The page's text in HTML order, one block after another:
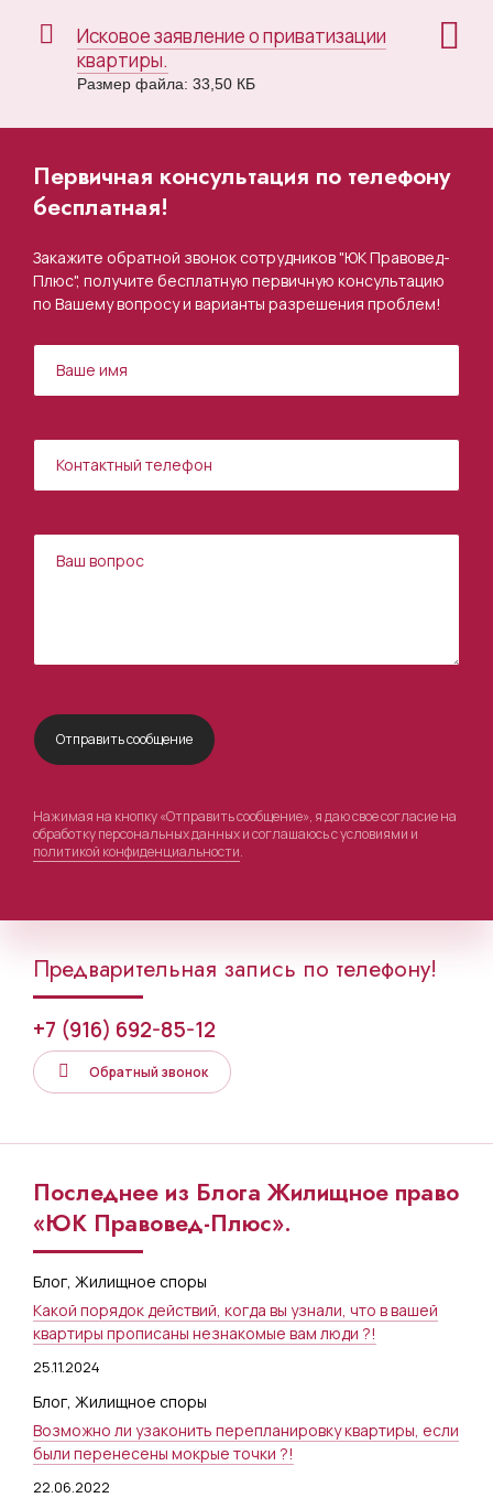
Исковое заявление о приватизации
квартиры.
Размер файла: 33,50 КБ
Первичная консультация по телефону
бесплатная!
Закажите обратной звонок сотрудников "ЮК Правовед-
Плюс", получите бесплатную первичную консультацию
по Вашему вопросу и варианты разрешения проблем!
Нажимая на кнопку «Отправить сообщение», я даю свое согласие на
обработку персональных данных и соглашаюсь с условиями и
политикой конфиденциальности.
Предварительная запись по телефону!
+7 (916) 692-85-12
Обратный звонок
Последнее из Блога Жилищное право
«ЮК Правовед-Плюс».
Блог, Жилищное споры
Какой порядок действий, когда вы узнали, что в вашей
квартиры прописаны незнакомые вам люди ?!
25.11.2024
Блог, Жилищное споры
Возможно ли узаконить перепланировку квартиры, если
были перенесены мокрые точки ?!
22.06.2022